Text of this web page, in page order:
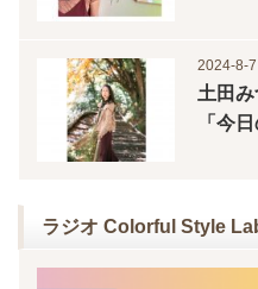
2024-8-7
土田
「今
ラジオ Colorful Style